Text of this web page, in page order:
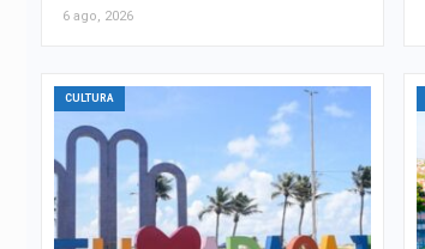
6 ago, 2026
CULTURA